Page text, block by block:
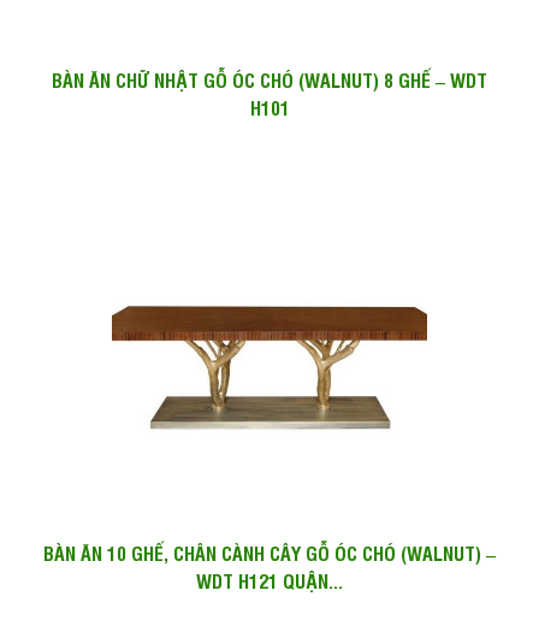
BÀN ĂN CHỮ NHẬT GỖ ÓC CHÓ (WALNUT) 8 GHẾ – WDT
H101
BÀN ĂN 10 GHẾ, CHÂN CÀNH CÂY GỖ ÓC CHÓ (WALNUT) –
WDT H121 QUẬN...